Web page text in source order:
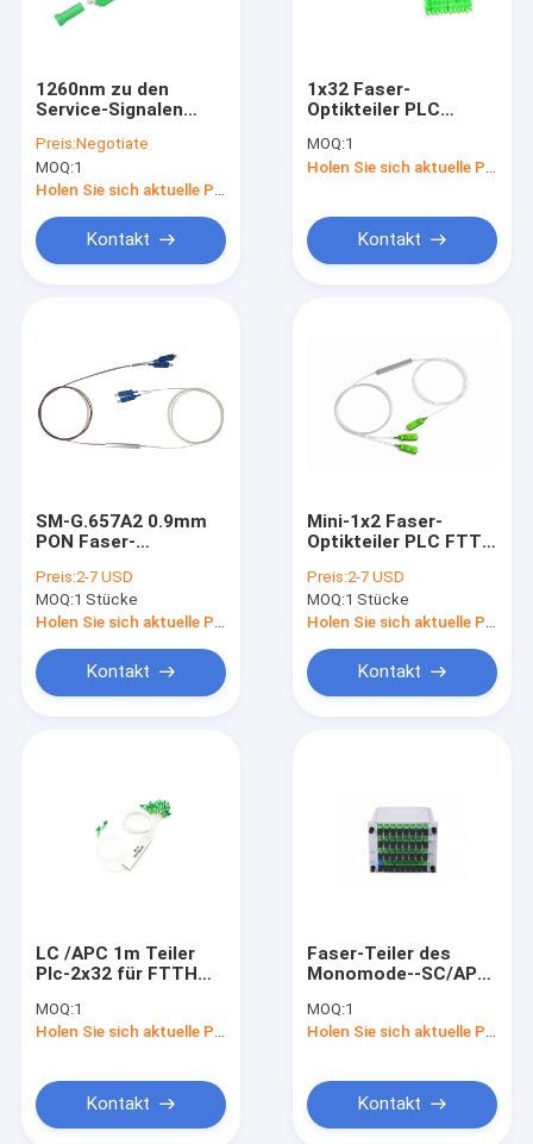
Fabrik-Ausflug
Fordern Sie ein Zitat
Optische Spezialprodukte
Sonstige Kommunikationsprodukte
1260nm zu den
Service-Signalen
Durchlauf, Test-
Signal 1650nm OTDR
- reflektieren sich,
OTDR FBG
Preis:Negotiate
MOQ:1
Holen Sie sich aktuelle Preis
Kontakt
1x32 Faser-
Optikteiler PLC
MOQ:1
Kontakt
SM-G.657A2 0.9mm
PON Faser-
Preis:2-7 USD
MOQ:1 Stücke
Holen Sie sich aktuelle Preis
Kontakt
Mini-1x2 Faser-
Optikteiler PLC FTTB
Preis:2-7 USD
MOQ:1 Stücke
Holen Sie sich aktuelle Preis
Kontakt
LC /APC 1m Teiler
Plc-2x32 für FTTH
MOQ:1
Holen Sie sich aktuelle Preis
Kontakt
Faser-Teiler des
Monomode--SC/APC
MOQ:1
Holen Sie sich aktuelle Preis
Kontakt